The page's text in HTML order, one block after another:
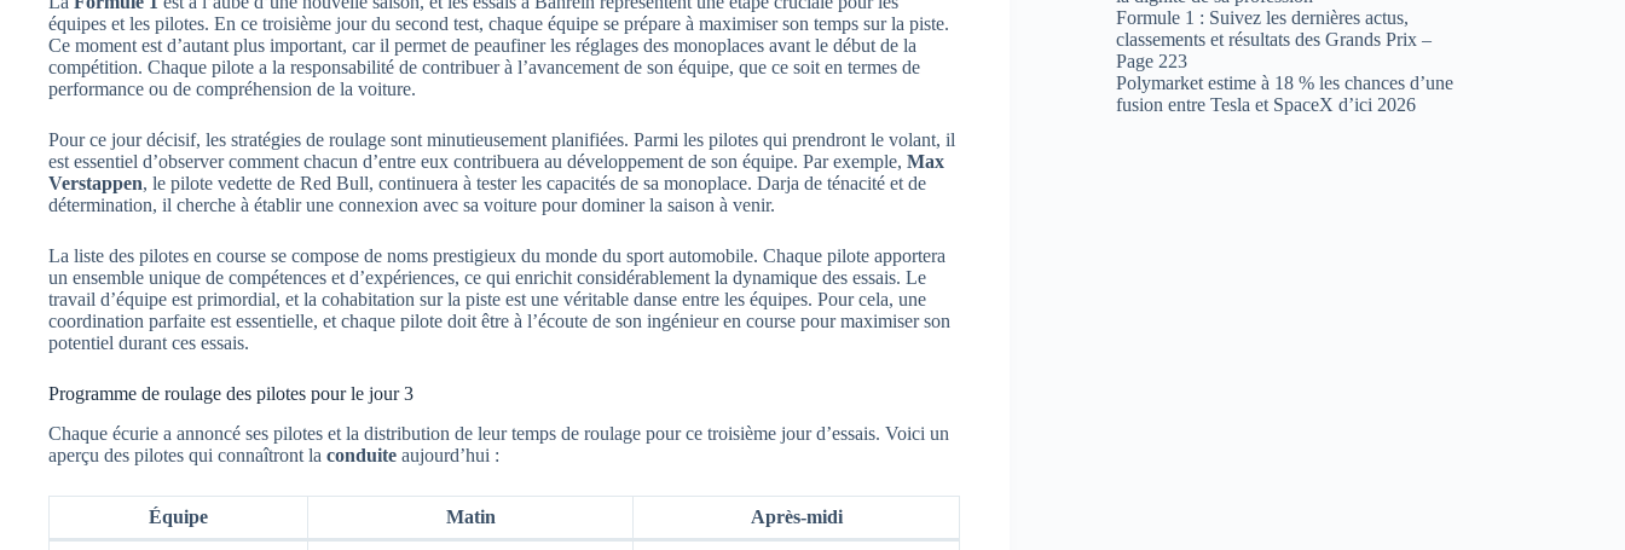
équipes et les pilotes. En ce troisième jour du second test, chaque équipe se prépare à maximiser son temps sur la piste.
Ce moment est d’autant plus important, car il permet de peaufiner les réglages des monoplaces avant le début de la
compétition. Chaque pilote a la responsabilité de contribuer à l’avancement de son équipe, que ce soit en termes de
performance ou de compréhension de la voiture.
Pour ce jour décisif, les stratégies de roulage sont minutieusement planifiées. Parmi les pilotes qui prendront le volant, il
est essentiel d’observer comment chacun d’entre eux contribuera au développement de son équipe. Par exemple, Max
Verstappen, le pilote vedette de Red Bull, continuera à tester les capacités de sa monoplace. Darja de ténacité et de
détermination, il cherche à établir une connexion avec sa voiture pour dominer la saison à venir.
La liste des pilotes en course se compose de noms prestigieux du monde du sport automobile. Chaque pilote apportera
un ensemble unique de compétences et d’expériences, ce qui enrichit considérablement la dynamique des essais. Le
travail d’équipe est primordial, et la cohabitation sur la piste est une véritable danse entre les équipes. Pour cela, une
coordination parfaite est essentielle, et chaque pilote doit être à l’écoute de son ingénieur en course pour maximiser son
potentiel durant ces essais.
Programme de roulage des pilotes pour le jour 3
Chaque écurie a annoncé ses pilotes et la distribution de leur temps de roulage pour ce troisième jour d’essais. Voici un
aperçu des pilotes qui connaîtront la conduite aujourd’hui :
Équipe Matin Après-midi
Formule 1 : Suivez les dernières actus,
classements et résultats des Grands Prix –
Page 223
Polymarket estime à 18 % les chances d’une
fusion entre Tesla et SpaceX d’ici 2026